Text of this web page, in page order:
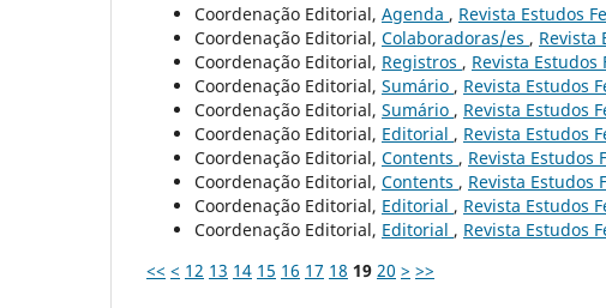
Coordenação Editorial, Agenda , Revista Estudos
Coordenação Editorial, Colaboradoras/es , Revista
Coordenação Editorial, Registros , Revista Estudos
Coordenação Editorial, Sumário , Revista Estudos
Coordenação Editorial, Sumário , Revista Estudos
Coordenação Editorial, Editorial , Revista Estudos
Coordenação Editorial, Contents , Revista Estudos
Coordenação Editorial, Contents , Revista Estudos
Coordenação Editorial, Editorial , Revista Estudos
Coordenação Editorial, Editorial , Revista Estudos
<< < 12 13 14 15 16 17 18 19 20 > >>